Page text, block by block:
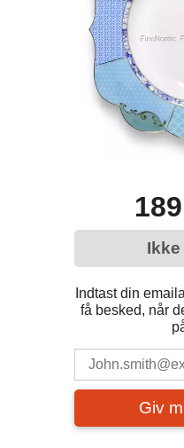
Indtast din
få besked, når
Giv